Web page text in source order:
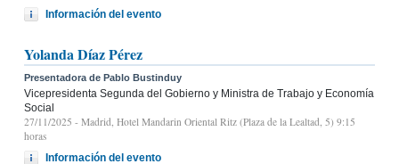
Información del evento
Yolanda Díaz Pérez
Presentadora de Pablo Bustinduy
Vicepresidenta Segunda del Gobierno y Ministra de Trabajo y Economía
Social
27/11/2025 - Madrid, Hotel Mandarin Oriental Ritz (Plaza de la Lealtad, 5) 9:15
horas
Información del evento